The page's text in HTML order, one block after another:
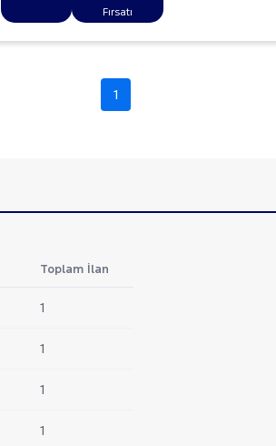
Fırsatı
1
Toplam İlan
1
1
1
1